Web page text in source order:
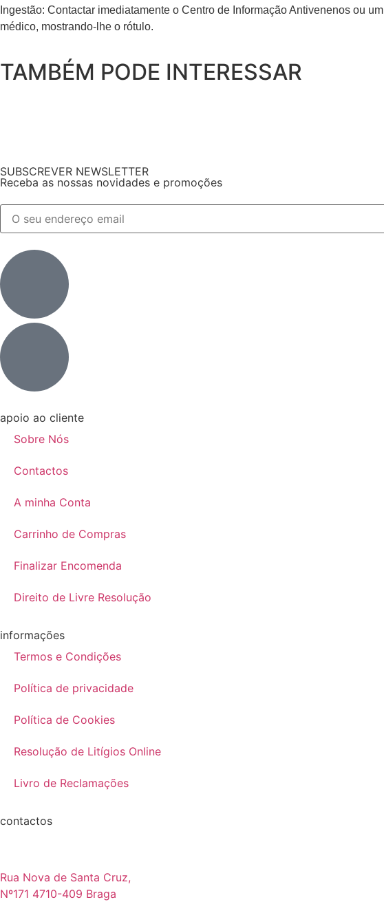
Ingestão: Contactar imediatamente o Centro de Informação Antivenenos ou um
médico, mostrando-lhe o rótulo.
TAMBÉM PODE INTERESSAR
SUBSCREVER NEWSLETTER
Receba as nossas novidades e promoções
apoio ao cliente
Sobre Nós
Contactos
A minha Conta
Carrinho de Compras
Finalizar Encomenda
Direito de Livre Resolução
informações
Termos e Condições
Política de privacidade
Política de Cookies
Resolução de Litígios Online
Livro de Reclamações
contactos
Rua Nova de Santa Cruz,
Nº171 4710-409 Braga